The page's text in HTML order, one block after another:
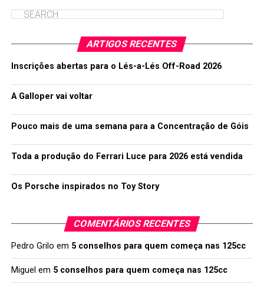
ARTIGOS RECENTES
Inscrições abertas para o Lés-a-Lés Off-Road 2026
A Galloper vai voltar
Pouco mais de uma semana para a Concentração de Góis
Toda a produção do Ferrari Luce para 2026 está vendida
Os Porsche inspirados no Toy Story
COMENTÁRIOS RECENTES
Pedro Grilo em 5 conselhos para quem começa nas 125cc
Miguel em 5 conselhos para quem começa nas 125cc